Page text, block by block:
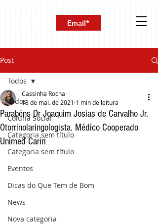
Post
Todos
Coluna Social
Categoria sem título
Categoria sem título
Eventos
Dicas do Que Tem de Bom
News
Nova categoria
Todos
Parabéns Dr Joaquim Josias de Carvalho Jr.
Otorrinolaringologista. Médico Cooperado
Unimed Cariri
Cassinha Rocha
18 de mai. de 2021 1 min de leitura